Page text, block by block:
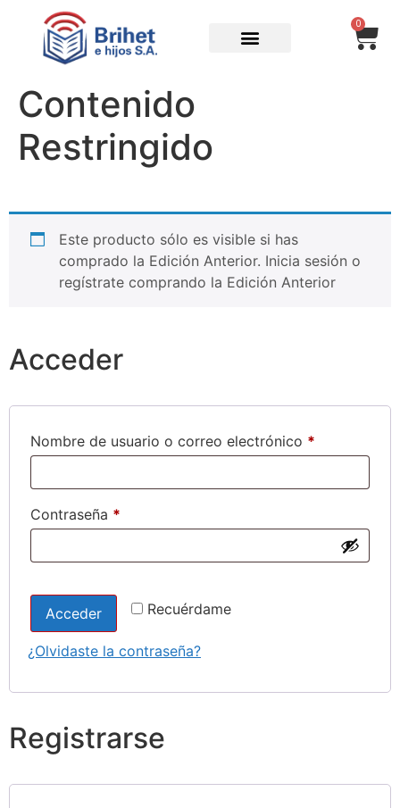
0
Contenido
Restringido
Este producto sólo es visible si has
comprado la Edición Anterior. Inicia sesión o
regístrate comprando la Edición Anterior
Acceder
Nombre de usuario o correo electrónico *
Contraseña *
Recuérdame
Acceder
¿Olvidaste la contraseña?
Registrarse